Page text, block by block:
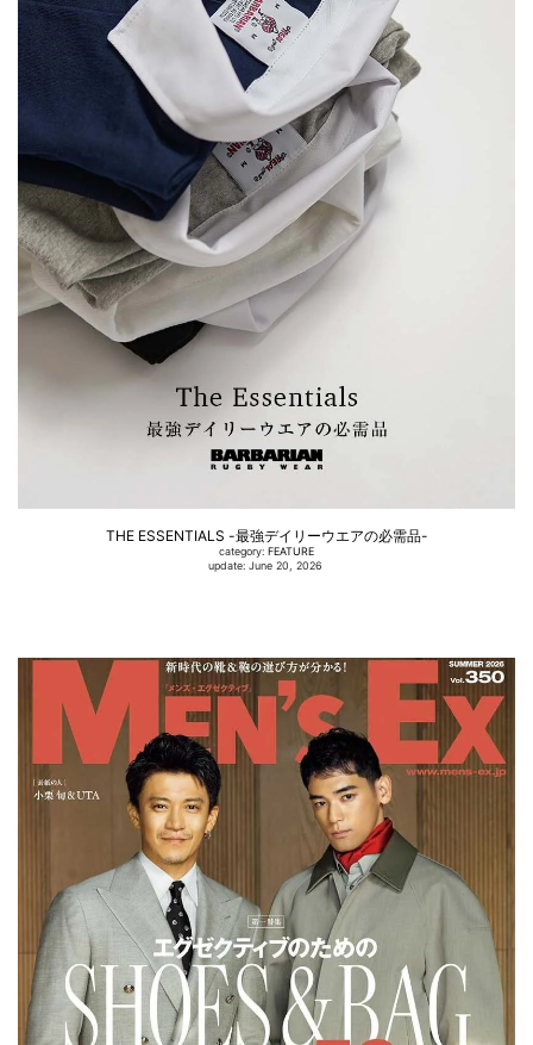
THE ESSENTIALS -最強デイリーウエアの必需品-
category: FEATURE
update: June 20, 2026